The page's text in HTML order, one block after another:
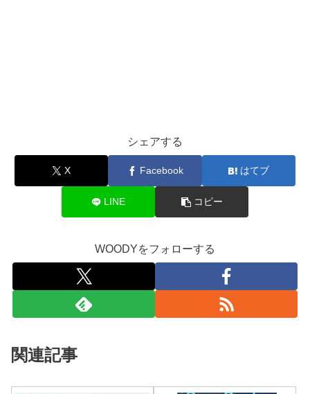
シェアする
X Facebook はてブ
LINE コピー
WOODYをフォローする
関連記事